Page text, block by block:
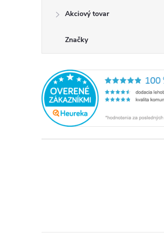
Akciový tovar
Značky